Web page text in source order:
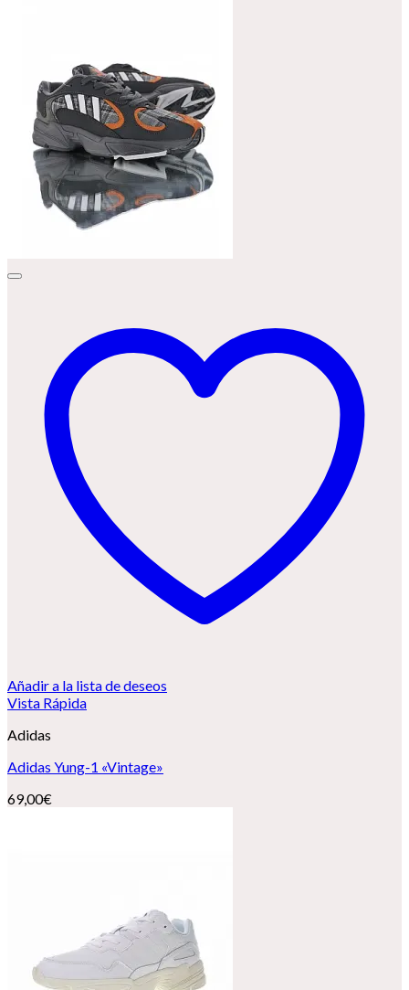
Añadir a la lista de deseos
Vista Rápida
Adidas
Adidas Yung-1 «Vintage»
69,00€